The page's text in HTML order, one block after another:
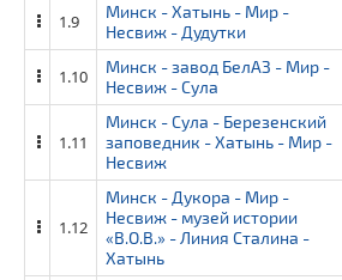
1.9
Минск - Хатынь - Мир -
Несвиж - Дудутки
1.10
Минск - завод БелАЗ - Мир -
Несвиж - Сула
1.11
Минск - Сула - Березенский
заповедник - Хатынь - Мир -
Несвиж
1.12
Минск - Дукора - Мир -
Несвиж - музей истории
«В.О.В.» - Линия Сталина -
Хатынь